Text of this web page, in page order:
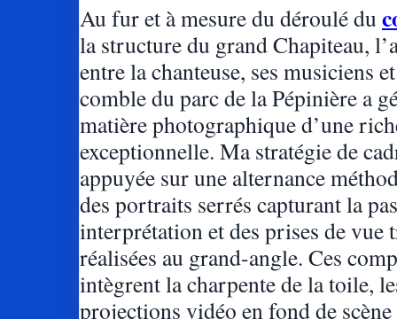
Au fur et à mesure du déroulé du
la structure du grand Chapiteau,
entre la chanteuse, ses musiciens
comble du parc de la Pépinière a
matière photographique d’une
exceptionnelle. Ma stratégie de
appuyée sur une alternance
des portraits serrés capturant la
interprétation et des prises de vue
réalisées au grand-angle. Ces
intègrent la charpente de la toile,
projections vidéo en fond de scène